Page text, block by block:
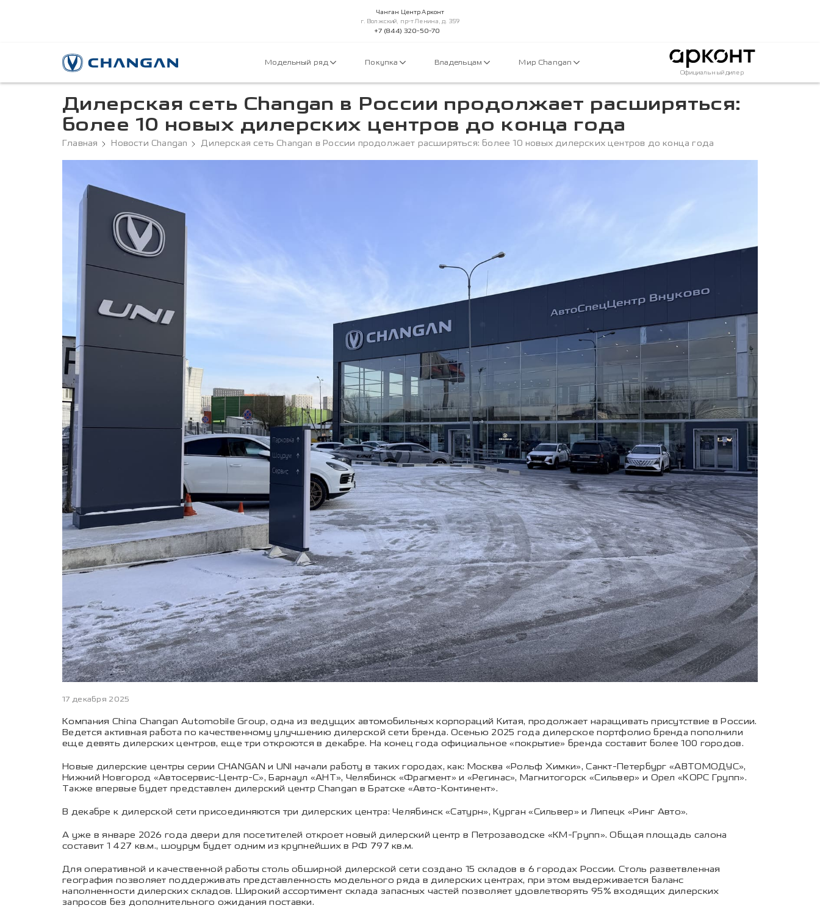
Чанган Центр Арконт
г. Волжский, пр-т Ленина, д. 359
+7 (844) 320-50-70
Модельный ряд Покупка Владельцам Мир Changan
Официальный дилер
Дилерская сеть Changan в России продолжает расширяться:
более 10 новых дилерских центров до конца года
Главная Новости Changan Дилерская сеть Changan в России продолжает расширяться: более 10 новых дилерских центров до конца года
17 декабря 2025
Компания China Changan Automobile Group, одна из ведущих автомобильных корпораций Китая, продолжает наращивать присутствие в России.
Ведется активная работа по качественному улучшению дилерской сети бренда. Осенью 2025 года дилерское портфолио бренда пополнили
еще девять дилерских центров, еще три откроются в декабре. На конец года официальное «покрытие» бренда составит более 100 городов.
Новые дилерские центры серии CHANGAN и UNI начали работу в таких городах, как: Москва «Рольф Химки», Санкт-Петербург «АВТОМОДУС»,
Нижний Новгород «Автосервис-Центр-С», Барнаул «АНТ», Челябинск «Фрагмент» и «Регинас», Магнитогорск «Сильвер» и Орел «КОРС Групп».
Также впервые будет представлен дилерский центр Changan в Братске «Авто-Континент».
В декабре к дилерской сети присоединяются три дилерских центра: Челябинск «Сатурн», Курган «Сильвер» и Липецк «Ринг Авто».
А уже в январе 2026 года двери для посетителей откроет новый дилерский центр в Петрозаводске «КМ-Групп». Общая площадь салона
составит 1 427 кв.м., шоурум будет одним из крупнейших в РФ 797 кв.м.
Для оперативной и качественной работы столь обширной дилерской сети создано 15 складов в 6 городах России. Столь разветвленная
география позволяет поддерживать представленность модельного ряда в дилерских центрах, при этом выдерживается баланс
наполненности дилерских складов. Широкий ассортимент склада запасных частей позволяет удовлетворять 95% входящих дилерских
запросов без дополнительного ожидания поставки.